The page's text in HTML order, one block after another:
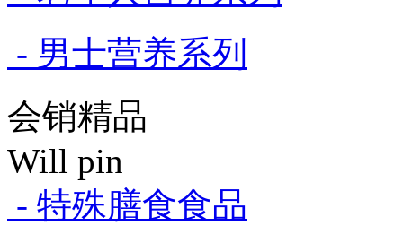
- 男士营养系列
会销精品
Will pin
- 特殊膳食食品